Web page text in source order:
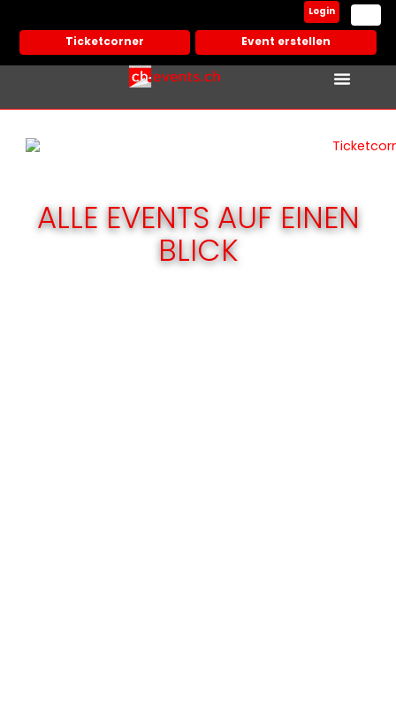
Ticketcorner Event erstellen
Login
ALLE EVENTS AUF EINEN
BLICK